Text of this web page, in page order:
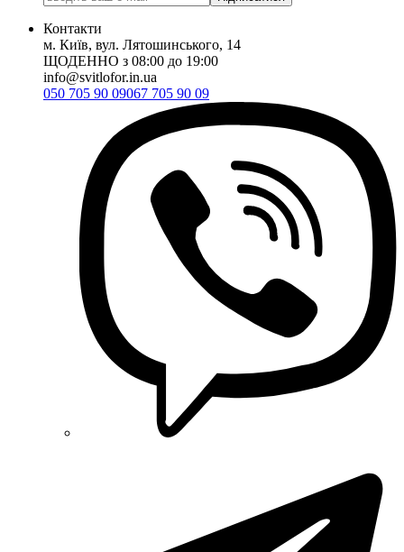
Контакти
м. Київ, вул. Лятошинського, 14
ЩОДЕННО з 08:00 до 19:00
info@svitlofor.in.ua
050 705 90 09067 705 90 09